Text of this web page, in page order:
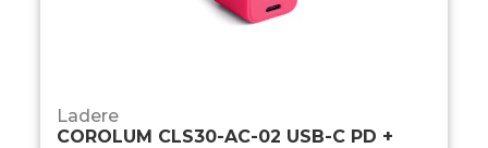
Ladere
COROLUM CLS30-AC-02 USB-C PD +